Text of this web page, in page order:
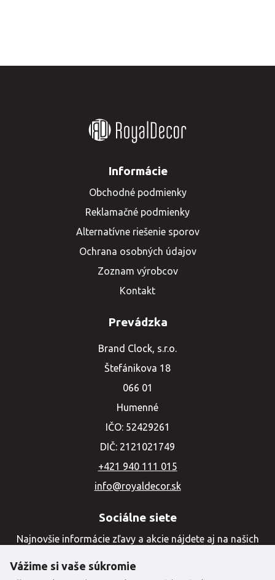
Informácie
Obchodné podmienky
Reklamačné podmienky
Alternatívne riešenie sporov
Ochrana osobných údajov
Zoznam výrobcov
Kontakt
Prevádzka
Brand Clock, s.r.o.
Štefánikova 18
066 01
Humenné
IČO: 52429261
DIČ: 2121021749
+421 940 111 015
info@royaldecor.sk
Sociálne siete
Najnovšie informácie zľavy a akcie nájdete aj na našich
Vážime si vaše súkromie